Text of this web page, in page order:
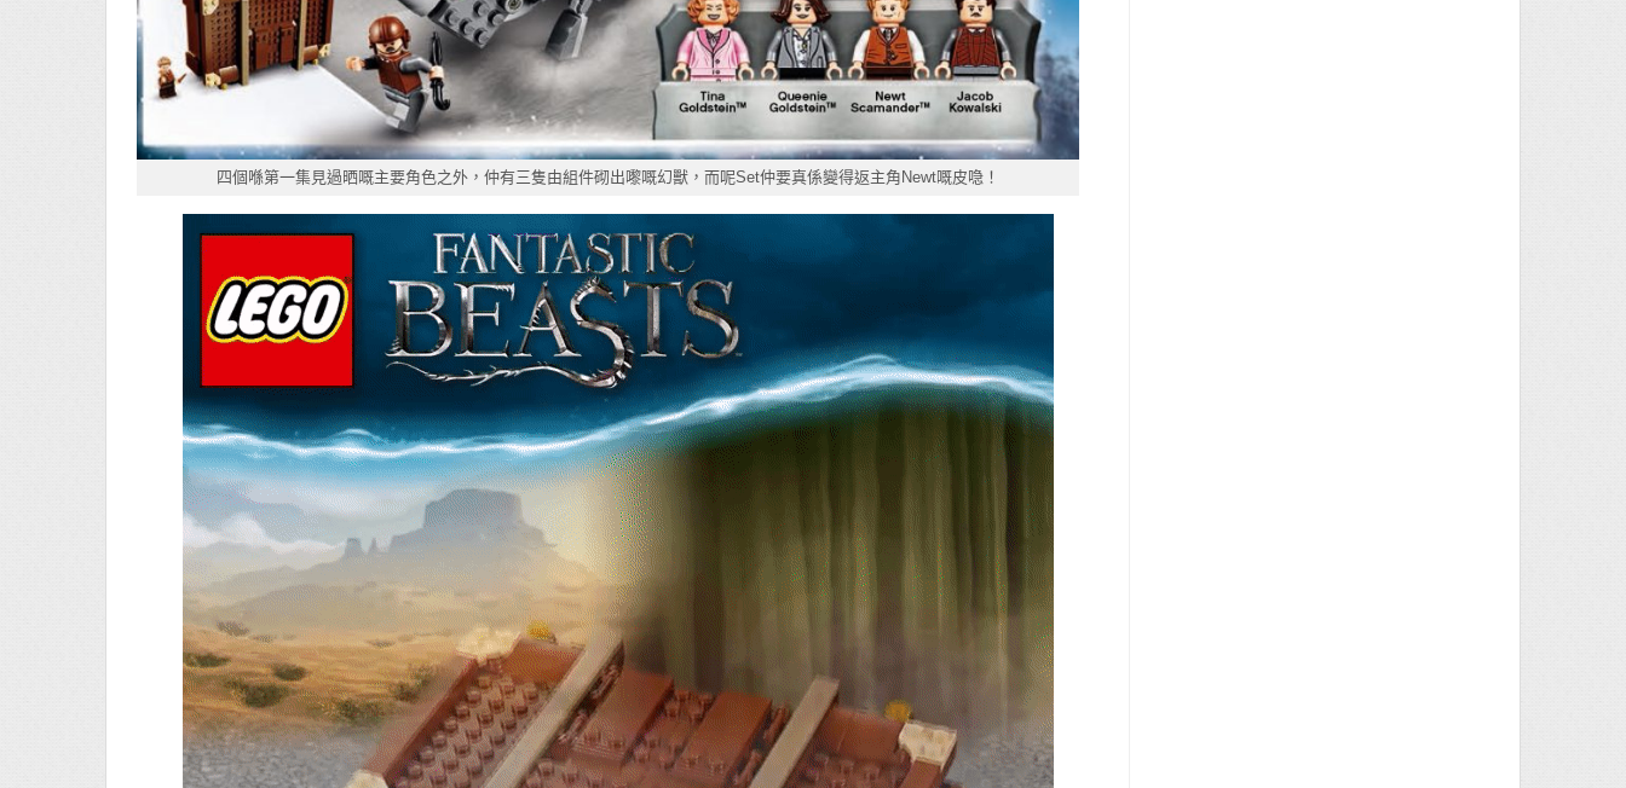
四個喺第一集見過晒嘅主要角色之外，仲有三隻由組件砌出嚟嘅幻獸，而呢Set仲要真係變得返主角Newt嘅皮喼！